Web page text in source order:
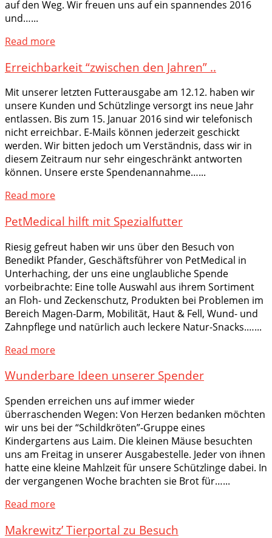
auf den Weg. Wir freuen uns auf ein spannendes 2016
und…...
Read more
Erreichbarkeit “zwischen den Jahren” ..
Mit unserer letzten Futterausgabe am 12.12. haben wir
unsere Kunden und Schützlinge versorgt ins neue Jahr
entlassen. Bis zum 15. Januar 2016 sind wir telefonisch
nicht erreichbar. E-Mails können jederzeit geschickt
werden. Wir bitten jedoch um Verständnis, dass wir in
diesem Zeitraum nur sehr eingeschränkt antworten
können. Unsere erste Spendenannahme…...
Read more
PetMedical hilft mit Spezialfutter
Riesig gefreut haben wir uns über den Besuch von
Benedikt Pfander, Geschäftsführer von PetMedical in
Unterhaching, der uns eine unglaubliche Spende
vorbeibrachte: Eine tolle Auswahl aus ihrem Sortiment
an Floh- und Zeckenschutz, Produkten bei Problemen im
Bereich Magen-Darm, Mobilität, Haut & Fell, Wund- und
Zahnpflege und natürlich auch leckere Natur-Snacks.…...
Read more
Wunderbare Ideen unserer Spender
Spenden erreichen uns auf immer wieder
überraschenden Wegen: Von Herzen bedanken möchten
wir uns bei der “Schildkröten”-Gruppe eines
Kindergartens aus Laim. Die kleinen Mäuse besuchten
uns am Freitag in unserer Ausgabestelle. Jeder von ihnen
hatte eine kleine Mahlzeit für unsere Schützlinge dabei. In
der vergangenen Woche brachten sie Brot für…...
Read more
Makrewitz’ Tierportal zu Besuch